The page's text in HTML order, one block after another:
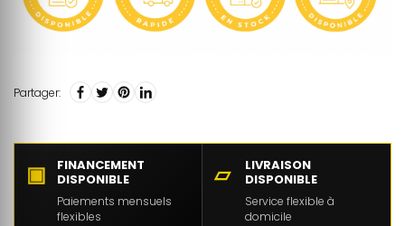
Partager:
▣
FINANCEMENT
DISPONIBLE
Paiements mensuels
flexibles
▱
LIVRAISON
DISPONIBLE
Service flexible à
domicile